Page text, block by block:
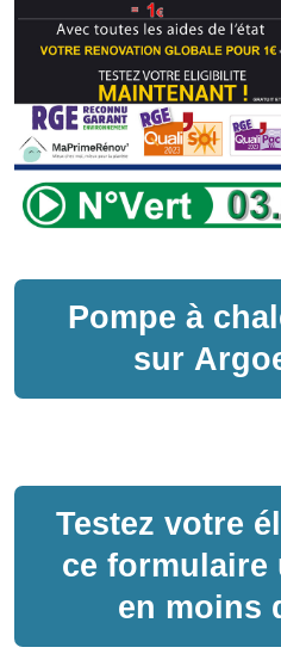
Pompe à
sur
Testez votre
ce formulaire
en moins